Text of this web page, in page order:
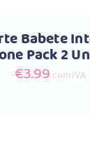
Babete
Pack 2
€3.99 com IVA